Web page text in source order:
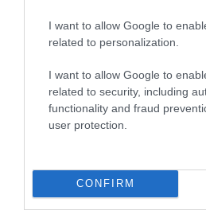
I want to allow Google to
related to personalization.
I want to allow Google to
related to security, including
functionality and fraud
user protection.
CONFIRM